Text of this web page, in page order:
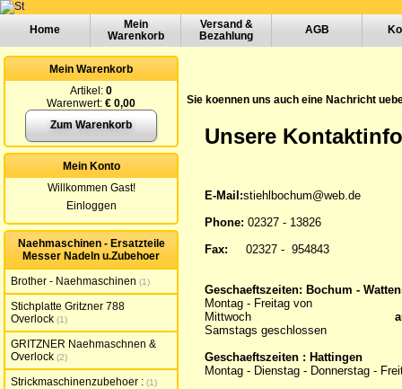
Home
Mein
Warenkorb
Versand &
Bezahlung
AGB
Mein Warenkorb
Artikel: 0
Warenwert: € 0,00
Zum Warenkorb
Mein Konto
Willkommen Gast!
Einloggen
Naehmaschinen - Ersatzteile
Messer Nadeln u.Zubehoer
Brother - Naehmaschinen
1
Stichplatte Gritzner 788
Overlock
1
GRITZNER Naehmaschnen &
Overlock 2
Strickmaschinenzubehoer : 1
Sie koennen uns auch eine Nachricht
Unsere
E-Mail:stiehlbochum@web.de
Phone: 02327 - 13826
Fax: 02327 - 954843
Geschaeftszeiten: Bochum -
Montag - Freitag von
Mittwoch
Samstags geschlossen
Geschaeftszeiten : Hattingen
Montag - Dienstag - Donnerstag -